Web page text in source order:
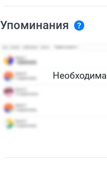
Упоминания
Необходима